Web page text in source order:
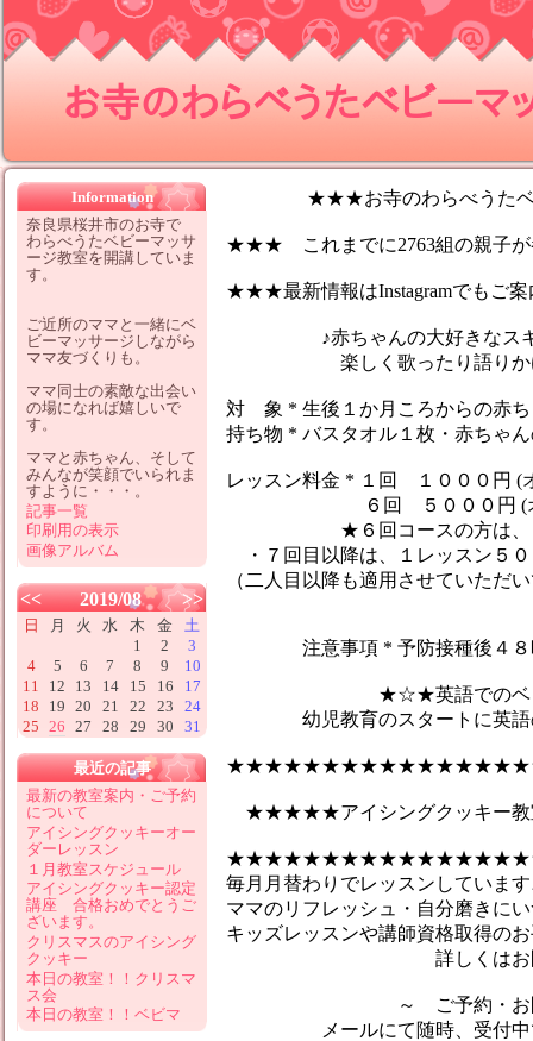
お寺のわらべうたベビーマッ
★★★お寺のわらべうたベ
★★★ これまでに2763組の親子が
★★★最新情報はInstagramでもご案
♪赤ちゃんの大好きなスキン
楽しく歌ったり語りかけな
対 象 * 生後１か月ころからの赤ち
持ち物 * バスタオル１枚・赤ちゃ
レッスン料金 * １回 １０００円 (
６回 ５０００円 (オイ
★６回コースの方は、１レ
・７回目以降は、１レッスン５
（二人目以降も適用させていただ
注意事項 * 予防接種後４８時
★☆★英語でのベビーマ
幼児教育のスタートに英語の
★★★★★アイシングクッキー
毎月月替わりでレッスンしていま
ママのリフレッシュ・自分磨きに
キッズレッスンや講師資格取得の
詳しくはお問合せ
～ ご予約・お問い
メールにて随時、受付中で
Information
奈良県桜井市のお寺で
わらべうたベビーマッサ
ージ教室を開講していま
す。
ご近所のママと一緒にベ
ビーマッサージしながら
ママ友づくりも。
ママ同士の素敵な出会い
の場になれば嬉しいで
す。
ママと赤ちゃん、そして
みんなが笑顔でいられま
すように・・・。
記事一覧
印刷用の表示
画像アルバム
<< 2019/08 >>
日 月 火 水 木 金
土
1
2
3
4
5 6 7 8 9
10
11
12 13 14 15 16
17
18
19 20 21 22 23
24
25
26 27 28 29 30 31
最近の記事
最新の教室案内・ご予約
について
アイシングクッキーオー
ダーレッスン
１月教室スケジュール
アイシングクッキー認定
講座 合格おめでとうご
ざいます。
クリスマスのアイシング
クッキー
本日の教室！！クリスマ
ス会
本日の教室！！ベビマ